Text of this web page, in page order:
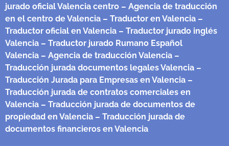
jurado oficial Valencia centro – Agencia de traducción
en el centro de Valencia – Traductor en Valencia –
Traductor oficial en Valencia – Traductor jurado inglés
Valencia – Traductor jurado Rumano Español
Valencia – Agencia de traducción Valencia –
Traducción jurada documentos legales Valencia –
Traducción Jurada para Empresas en Valencia –
Traducción jurada de contratos comerciales en
Valencia – Traducción jurada de documentos de
propiedad en Valencia – Traducción jurada de
documentos financieros en Valencia